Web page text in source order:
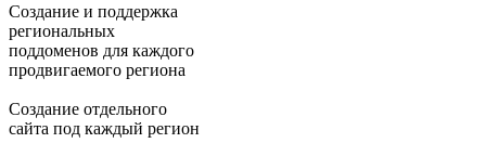
Создание и поддержка
региональных
поддоменов для каждого
продвигаемого региона
Создание отдельного
сайта под каждый регион